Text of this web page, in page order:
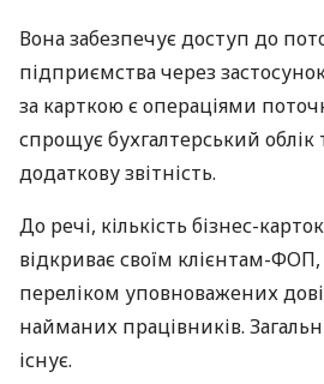
Вона забезпечує доступ до
підприємства через
за карткою є операціями
спрощує бухгалтерський облік
додаткову звітність.
До речі, кількість бізнес-
відкриває своїм клієнтам-
переліком уповноважених
найманих працівників.
існує.